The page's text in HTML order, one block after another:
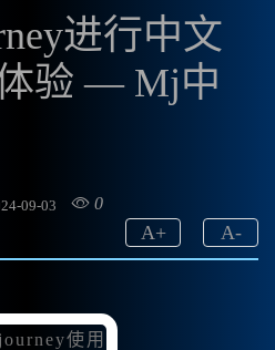
进行中文
验 — Mj中
09-03 0
A-
A+